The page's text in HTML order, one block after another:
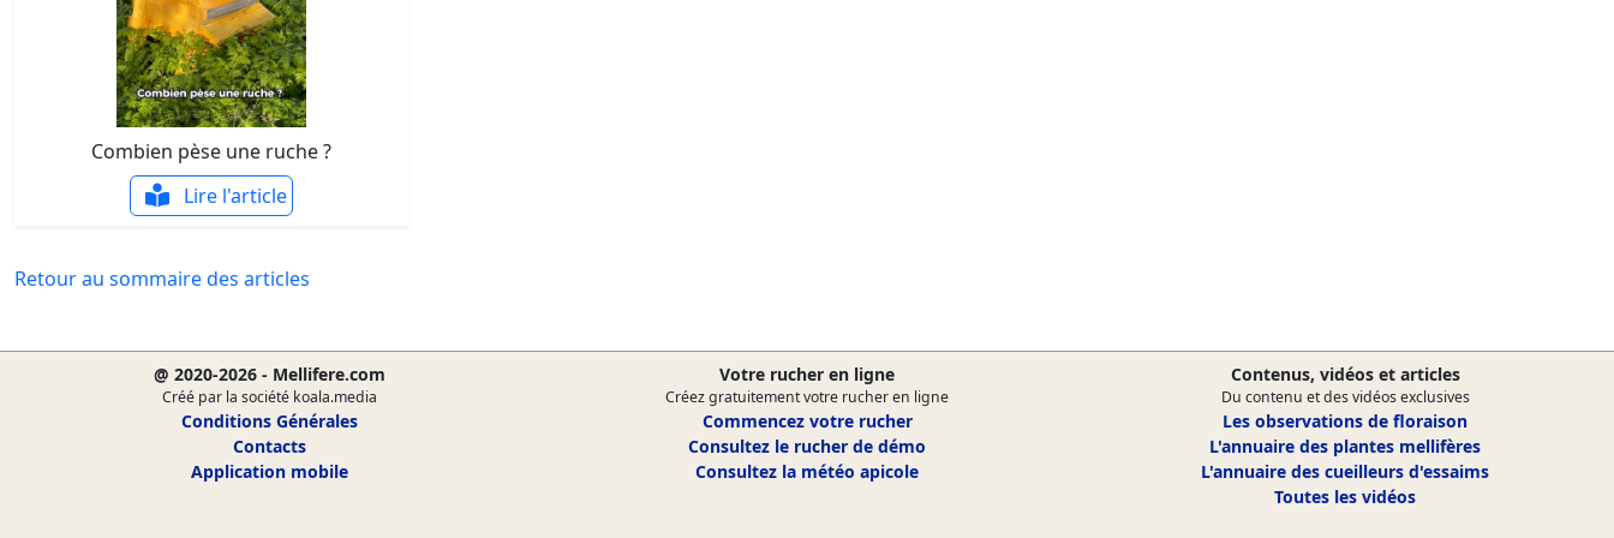
Combien pèse une ruche ?
Lire l'article
Retour au sommaire des articles
@ 2020-2026 - Mellifere.com
Créé par la société koala.media
Conditions Générales
Contacts
Application mobile
Votre rucher en ligne
Créez gratuitement votre rucher en ligne
Commencez votre rucher
Consultez le rucher de démo
Consultez la météo apicole
Contenus, vidéos et articles
Du contenu et des vidéos exclusives
Les observations de floraison
L'annuaire des plantes mellifères
L'annuaire des cueilleurs d'essaims
Toutes les vidéos